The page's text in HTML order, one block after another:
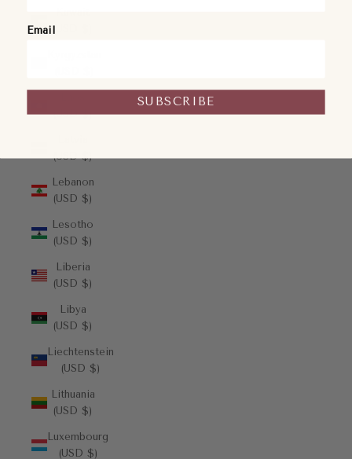
(USD $)
(USD $)
(USD $)
Lebanon
(USD $)
Lesotho
(USD $)
Liberia
(USD $)
Libya
(USD $)
Liechtenstein
(USD $)
Lithuania
(USD $)
Luxembourg
(USD $)
Email
SUBSCRIBE